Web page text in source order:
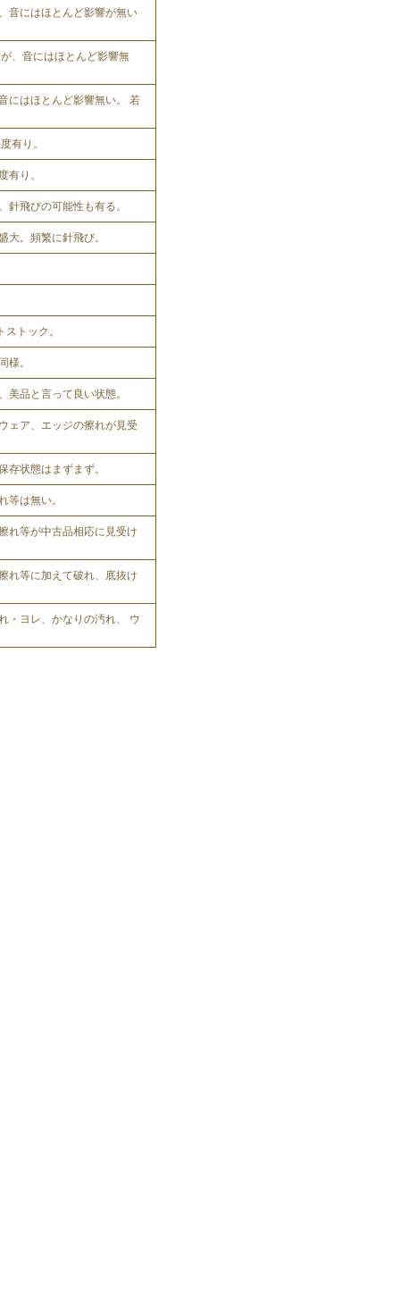
音にはほとんど影響が無い
、音にはほとんど影響無
にはほとんど影響無い。 若
有り。
有り。
針飛びの可能性も有る。
大。頻繁に針飛び。
トック。
様。
美品と言って良い状態。
ェア、エッジの擦れが見受
存状態はまずまず。
等は無い。
れ等が中古品相応に見受け
れ等に加えて破れ、底抜け
・ヨレ、かなりの汚れ、 ウ